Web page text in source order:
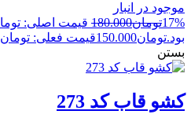
موجود در انبار
17%تومان180.000
بود.تومان150.000قیمت فعلی: تومان150.000.
بستن
کشو قاب کد 273